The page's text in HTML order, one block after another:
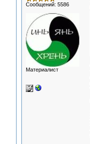
Сообщений: 5586
Материалист